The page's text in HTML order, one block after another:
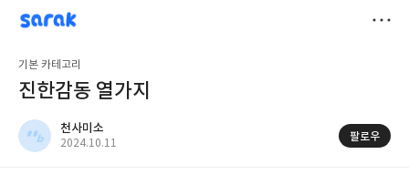
sarak
천사미소
기본 카테고리
진한감동 열가지
천사미소
작
2024.10.11
팔로우